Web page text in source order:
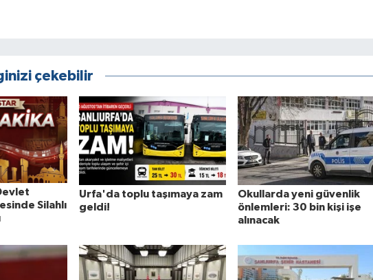
çekebilir
Silahlı
Urfa'da toplu taşımaya zam
geldi!
Okullarda yeni güvenlik
önlemleri: 30 bin kişi işe
alınacak